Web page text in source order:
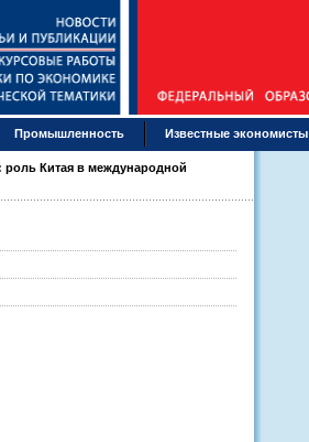
Промышленность Известные экономисты
Китая в международной